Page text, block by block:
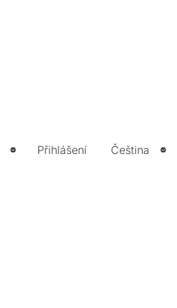
Přihlášení Čeština